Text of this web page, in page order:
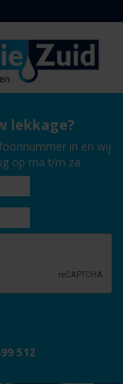
lekkage?
in en wij
op ma t/m za.
512